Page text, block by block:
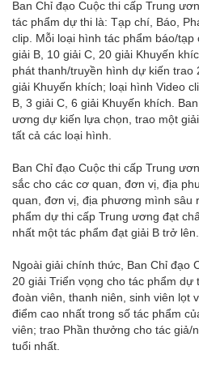
Ban Chỉ đạo Cuộc thi cấp Trung
tác phẩm dự thi là: Tạp chí, Báo,
clip. Mỗi loại hình tác phẩm báo/tạp
giải B, 10 giải C, 20 giải Khuyến
phát thanh/truyền hình dự kiến trao
giải Khuyến khích; loại hình Video
B, 3 giải C, 6 giải Khuyến khích.
ương dự kiến lựa chọn, trao một
tất cả các loại hình.
Ban Chỉ đạo Cuộc thi cấp Trung
sắc cho các cơ quan, đơn vị, địa
quan, đơn vị, địa phương mình sâu
phẩm dự thi cấp Trung ương đạt
nhất một tác phẩm đạt giải B trở lên.
Ngoài giải chính thức, Ban Chỉ đạo
20 giải Triển vọng cho tác phẩm dự
đoàn viên, thanh niên, sinh viên lọt
điểm cao nhất trong số tác phẩm
viên; trao Phần thưởng cho tác giả/
tuổi nhất.